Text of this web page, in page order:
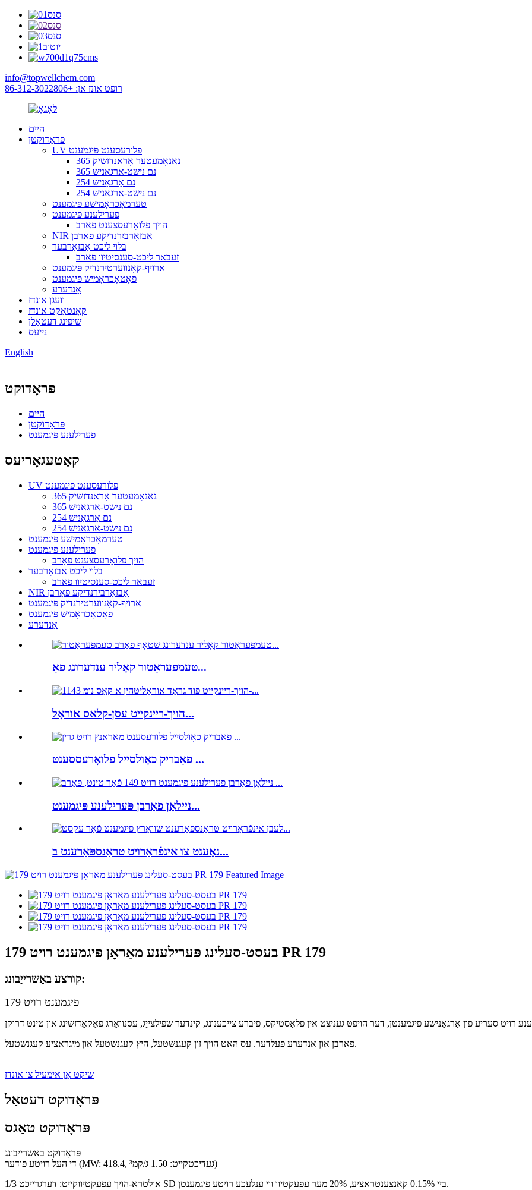
info@topwellchem.com
רופט אונז אן: +86-312-3022806
היים
פּראָדוקטן
UV פלורעסענט פּיגמענט
365 נאַנאָמעטער אָראַנדזשיק
365 נם נישט-ארגאניש
254 נם אָרגאַניש
254 נם נישט-ארגאניש
טערמאָכראָמישע פּיגמענט
פערילענע פּיגמענט
הויך פלואָרעסצענט פאַרב
NIR אַבזאָרביִרנדיקע פאַרבן
בלוי ליכט אַבזאָרבער
זעבאר ליכט-סענסיטיוו פארב
אַרויף-קאָנווערטירנדיק פּיגמענט
פאָטאָכראָמיש פּיגמענט
אַנדערע
וועגן אונדז
קאָנטאַקט אונדז
שיפּינג דעטאַלן
נייעס
English
פּראָדוקט
היים
פּראָדוקטן
פערילענע פּיגמענט
קאַטעגאָריעס
UV פלורעסענט פּיגמענט
365 נאַנאָמעטער אָראַנדזשיק
365 נם נישט-ארגאניש
254 נם אָרגאַניש
254 נם נישט-ארגאניש
טערמאָכראָמישע פּיגמענט
פערילענע פּיגמענט
הויך פלואָרעסצענט פאַרב
בלוי ליכט אַבזאָרבער
זעבאר ליכט-סענסיטיוו פארב
NIR אַבזאָרביִרנדיקע פאַרבן
אַרויף-קאָנווערטירנדיק פּיגמענט
פאָטאָכראָמיש פּיגמענט
אַנדערע
טעמפּעראַטור קאָליר ענדערונג פאַ...
הויך-ריינקייט עסן-קלאס אוראָל...
פאַבריק כאָולסייל פלואָרעססענט ...
ניילאָן פאַרבן פּערילענע פּיגמענט...
נאָענט צו אינפֿראַרויט טראַנספּאַרענט ב...
בעסט-סעלינג פּערילענע מאַראָן פּיגמענט רויט 179 PR 179
קורצע באַשרייַבונג:
פיגמענט רויט 179
רויט סעריע פון אָרגאַנישע פּיגמענטן, דער הויפּט געניצט אין פּלאַסטיקס, פיברע צייכענונג, קינדער שפּילצייַג, עסנוואַרג פּאַקאַדזשינג און טינט דרוקן
פארבן און אנדערע פעלדער. עס האט הויך זון קעגנשטעל, היץ קעגנשטעל און מיגראציע קעגנשטעל.
שיקט אַן אימעיל צו אונדז
פּראָדוקט דעטאַל
פּראָדוקט טאַגס
פּראָדוקט באַשרייַבונג
די העל רויטע פּודער (MW: 418.4, געדיכטקייט: 1.50 ג/קמ³)
אולטרא-הויך עפעקטיווקייט: דערגרייכט 1/3 SD ביי 0.15% קאנצענטראציע, 20% מער עפעקטיוו ווי ענלעכע רויטע פיגמענטן.